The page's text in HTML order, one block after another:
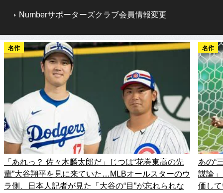
Numberサポーターズクラブ会員情報変更
名作
「あれっ？ 佐々木麟太郎だ」じつは“花巻東高の先
輩”大谷翔平を見に来ていた…MLBオールスターのウ
ラ側、日本人記者が見た「大谷の“目”が忘れられな
名作
あの“
謀論
価し